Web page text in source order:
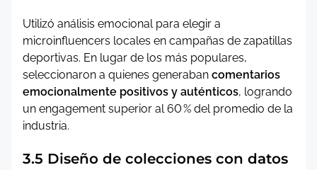
Utilizó análisis emocional para elegir a
microinfluencers locales en campañas de zapatillas
deportivas. En lugar de los más populares,
seleccionaron a quienes generaban comentarios
emocionalmente positivos y auténticos, logrando
un engagement superior al 60 % del promedio de la
industria.
3.5 Diseño de colecciones con datos